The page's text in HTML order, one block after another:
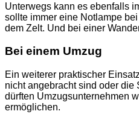
Unterwegs kann es ebenfalls
sollte immer eine Notlampe
dem Zelt. Und bei einer
Bei einem Umzug
Ein weiterer praktischer
nicht angebracht sind oder
dürften Umzugsunternehmen
ermöglichen.